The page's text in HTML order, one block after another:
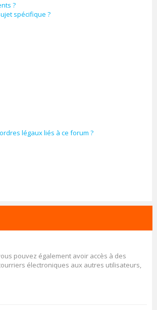
?
spécifique ?
légaux liés à ce forum ?
pouvez également avoir accès à des
électroniques aux autres utilisateurs,